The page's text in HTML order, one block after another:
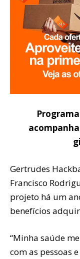
Gertrudes
Francisco
projeto há um
benefícios
“Minha saúde
com as pessoas